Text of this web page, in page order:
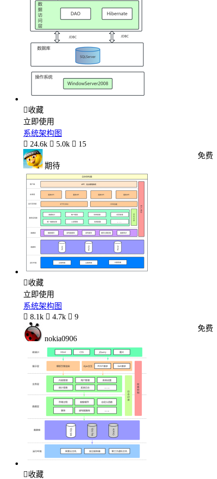
收藏
立即使用
系统架构图
 24.6k  5.0k  15
期待
免费
收藏
立即使用
系统架构图
 8.1k  4.7k  9
nokia0906
免费
收藏